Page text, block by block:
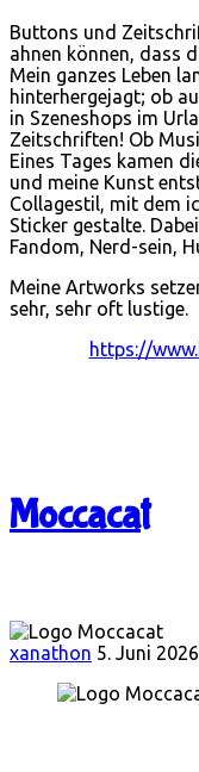
Buttons und
ahnen können, dass
Mein ganzes Leben
hinterhergejagt; ob
in Szeneshops im
Zeitschriften! Ob
Eines Tages kamen
und meine Kunst
Collagestil, mit dem
Sticker gestalte.
Fandom, Nerd-sein,
Meine Artworks
sehr, sehr oft lustige.
https://
Moccacat
xanathon 5. Juni 2026